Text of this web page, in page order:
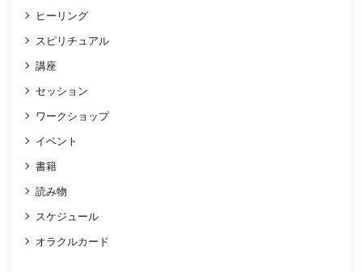
ヒーリング
スピリチュアル
講座
セッション
ワークショップ
イベント
書籍
読み物
スケジュール
オラクルカード